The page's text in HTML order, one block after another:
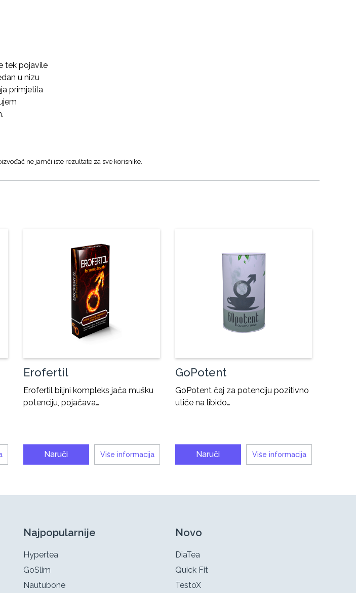
tek pojavile
u nizu
primjetila
ne jamči iste rezultate za sve korisnike.
Erofertil
Erofertil biljni kompleks jača mušku
potenciju, pojačava…
Naruči Više informacija
GoPotent
GoPotent čaj za potenciju pozitivno
utiče na libido…
Naruči Više informacija
Najpopularnije
Hypertea
GoSlim
Nautubone
Novo
DiaTea
Quick Fit
TestoX